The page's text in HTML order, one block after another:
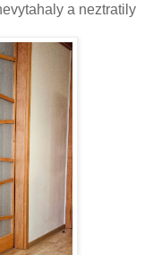
a neztratily